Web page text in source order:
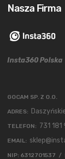
Nasza Firma
Insta360 Polska
GOCAM SP. Z O.O.
ADRES:
TELEFON: 731 181
EMAIL:
NIP: 6312701537 /